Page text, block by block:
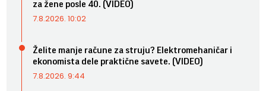
za žene posle 40. (VIDEO)
7.8.2026. 10:02
Želite manje račune za struju? Elektromehaničar i
ekonomista dele praktične savete. (VIDEO)
7.8.2026. 9:44